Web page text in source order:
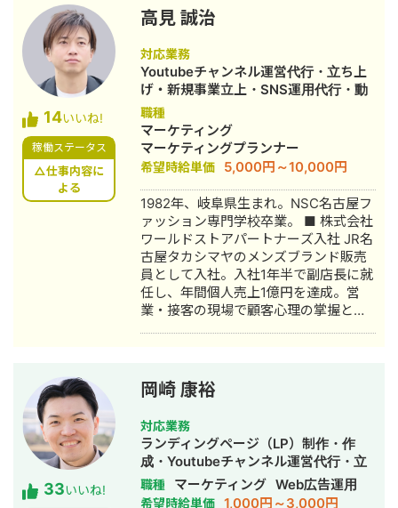
ケ支援会社（当時社員7名）にインター
ンとして参画し、案件獲得に向けた自
社集客（SEO・Web広告運用・LP制
作・YouTubeチャンネル運用・メール
マーケティング等）を担当。 2022年3
月 名古屋大学理学部数学科卒。 2022
年4月〜 Webマーケ会社勤務。人材
系クライアントを主に担当。 2024年11
月 これまでの経験を活かして独立し、
株式会社プラマーケを設立。 ホームペ
ージ：https://plumarke.co.jp/ ■実績
（※一部抜粋） #広告運用 ・出張買取
サービスにて、ROAS350%など、好調
な事例が複数あり。 ・StockSun営業
代行サービス「カリトルくん」、
StockSunサロンの広告運用を担当。
・ベンチャー企業~大手企業のWebマ
ーケティング支援に携わり、Web広告
運用、LP制作を担当。費用対効果を
対策を1人で担当し、月間アクセス数を
約7倍(3,000→約22,000)、月間問い合
わせ件数を1件から4〜5件まで成長。
・人材系SEOメディアにてKW「商標名
+評判」で1位、「転職エージェント お
すすめ」で10位以内を獲得。
#YouTube ・法人向けYouTubeチャン
14いいね!
稼働ステータス
△仕事内容に
よる
高見 誠治
対応業務
Youtubeチャンネル運営代行・立ち上
げ・新規事業立上・SNS運用代行・動
画制作・動画編集
職種
マーケティング
マーケティングプランナー
希望時給単価 5,000円～10,000円
1982年、岐阜県生まれ。NSC名古屋フ
ァッション専門学校卒業。 ■ 株式会社
ワールドストアパートナーズ入社 JR名
古屋タカシマヤのメンズブランド販売
員として入社。入社1年半で副店長に就
任し、年間個人売上1億円を達成。営
業・接客の現場で顧客心理の掌握と売
26歳で退職。国家資格取得を目指し医
療短期大学へ入学。 ■ 柔道整復師 国
家資格取得・整形外科入職 資格取得
後、岐阜県内の整形外科クリニックに
入職。臨床の現場で集客・経営課題を
肌で感じ、デジタルマーケティングへ
の関心が深まる。 ■ 誠美接骨院 創
33いいね!
岡崎 康裕
対応業務
ランディングページ（LP）制作・作
成・Youtubeチャンネル運営代行・立
ち上げ・SEO対策・新規事業立上・
SNS運用代行・記事作成代行・ライテ
職種 マーケティング Web広告運用
希望時給単価 1,000円～3,000円